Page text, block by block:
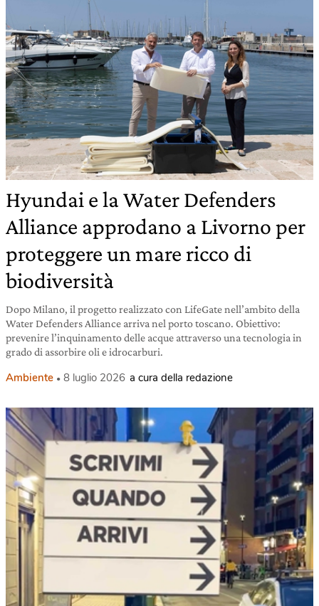
Hyundai e la Water Defenders
Alliance approdano a Livorno per
proteggere un mare ricco di
biodiversità
Dopo Milano, il progetto realizzato con LifeGate nell’ambito della
Water Defenders Alliance arriva nel porto toscano. Obiettivo:
prevenire l’inquinamento delle acque attraverso una tecnologia in
grado di assorbire oli e idrocarburi.
Ambiente 8 luglio 2026 a cura della redazione